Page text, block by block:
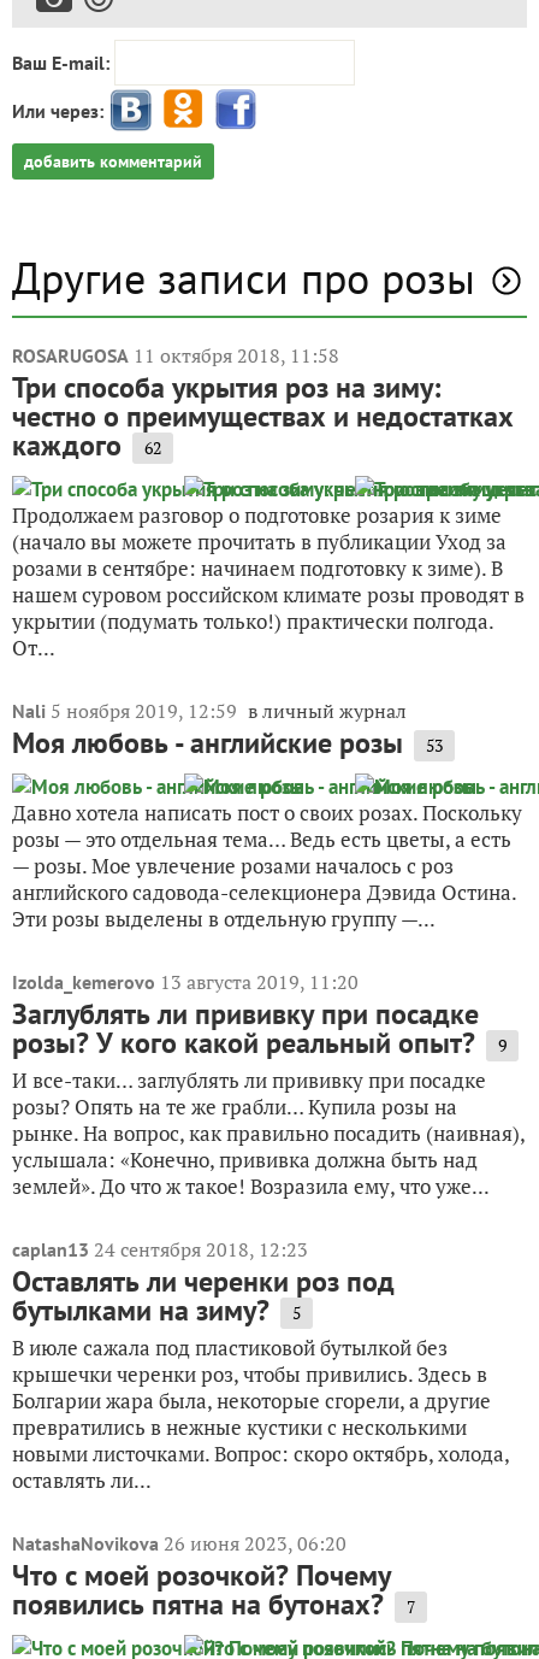
Ваш E-mail:
Или через:
добавить комментарий
Другие записи про розы
ROSARUGOSA 11 октября 2018, 11:58
Три способа укрытия роз на зиму:
честно о преимуществах и недостатках
каждого 62
Продолжаем разговор о подготовке розария к зиме
(начало вы можете прочитать в публикации Уход за
розами в сентябре: начинаем подготовку к зиме). В
нашем суровом российском климате розы проводят в
укрытии (подумать только!) практически полгода.
От...
Nali 5 ноября 2019, 12:59 в личный журнал
Моя любовь - английские розы 53
Давно хотела написать пост о своих розах. Поскольку
розы — это отдельная тема… Ведь есть цветы, а есть
— розы. Мое увлечение розами началось с роз
английского садовода-селекционера Дэвида Остина.
Эти розы выделены в отдельную группу —...
Izolda_kemerovo 13 августа 2019, 11:20
Заглублять ли прививку при посадке
розы? У кого какой реальный опыт? 9
И все-таки… заглублять ли прививку при посадке
розы? Опять на те же грабли… Купила розы на
рынке. На вопрос, как правильно посадить (наивная),
услышала: «Конечно, прививка должна быть над
землей». До что ж такое! Возразила ему, что уже...
caplan13 24 сентября 2018, 12:23
Оставлять ли черенки роз под
бутылками на зиму? 5
В июле сажала под пластиковой бутылкой без
крышечки черенки роз, чтобы привились. Здесь в
Болгарии жара была, некоторые сгорели, а другие
превратились в нежные кустики с несколькими
новыми листочками. Вопрос: скоро октябрь, холода,
оставлять ли...
NatashaNovikova 26 июня 2023, 06:20
Что с моей розочкой? Почему
появились пятна на бутонах? 7